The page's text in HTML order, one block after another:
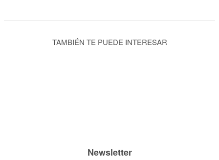
TAMBIÉN TE PUEDE INTERESAR
Newsletter